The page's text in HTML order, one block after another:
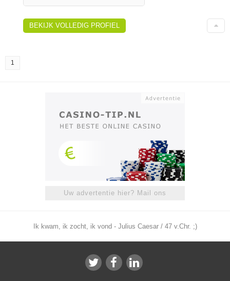
BEKIJK VOLLEDIG PROFIEL
1
Uw advertentie hier? Mail ons
Ik kwam, ik zocht, ik vond - Julius Caesar / 47 v.Chr. ;)